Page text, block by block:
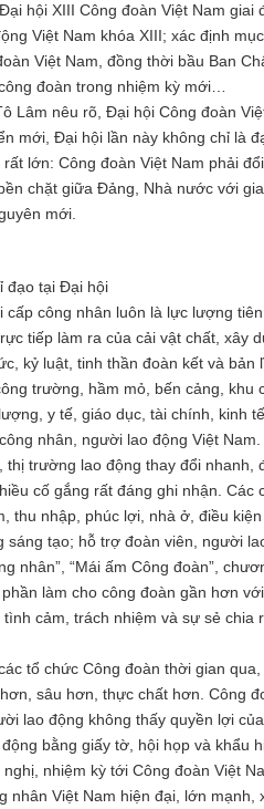
hội XIII Công đoàn Việt Nam giai
Việt Nam khóa XIII; xác định
Việt Nam, đồng thời bầu Ban
đoàn trong nhiệm kỳ mới…
Lâm nêu rõ, Đại hội Công đoàn
mới, Đại hội lần này không chỉ là
lớn: Công đoàn Việt Nam phải
chặt giữa Đảng, Nhà nước với
mới.
đạo tại Đại hội
công nhân luôn là lực lượng
tiếp làm ra của cải vật chất, xây
kỷ luật, tinh thần đoàn kết và bản
trường, hầm mỏ, bến cảng, khu
y tế, giáo dục, tài chính, kinh
nhân, người lao động Việt Nam.
trường lao động thay đổi nhanh,
cố gắng rất đáng ghi nhận. Các
thu nhập, phúc lợi, nhà ở, điều
tạo; hỗ trợ đoàn viên, người
nhân”, “Mái ấm Công đoàn”,
làm cho công đoàn gần hơn
cảm, trách nhiệm và sự sẻ chia
tổ chức Công đoàn thời gian
sâu hơn, thực chất hơn. Công
lao động không thấy quyền lợi
bằng giấy tờ, hội họp và khẩu
nhiệm kỳ tới Công đoàn Việt
nhân Việt Nam hiện đại, lớn mạnh,